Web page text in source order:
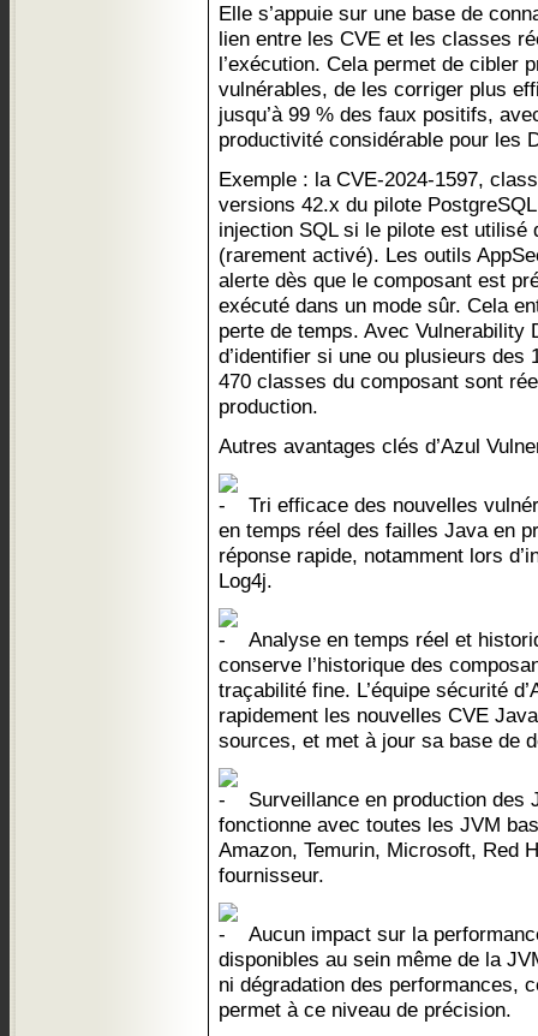
Elle s’appuie sur une base de
lien entre les CVE et les classes
l’exécution. Cela permet de cibler
vulnérables, de les corriger plus
jusqu’à 99 % des faux positifs,
productivité considérable pour les
Exemple : la CVE-2024-1597,
versions 42.x du pilote
injection SQL si le pilote est utilisé
(rarement activé). Les outils
alerte dès que le composant est
exécuté dans un mode sûr. Cela
perte de temps. Avec Vulnerability
d’identifier si une ou plusieurs
470 classes du composant sont
production.
Autres avantages clés d’Azul
Tri efficace des nouvelles
en temps réel des failles Java en
réponse rapide, notamment lors
Log4j.
Analyse en temps réel et
conserve l’historique des
traçabilité fine. L’équipe sécurité
rapidement les nouvelles CVE
sources, et met à jour sa base de
Surveillance en production des
fonctionne avec toutes les JVM
Amazon, Temurin, Microsoft, Red
fournisseur.
Aucun impact sur la
disponibles au sein même de la
ni dégradation des performances,
permet à ce niveau de précision.